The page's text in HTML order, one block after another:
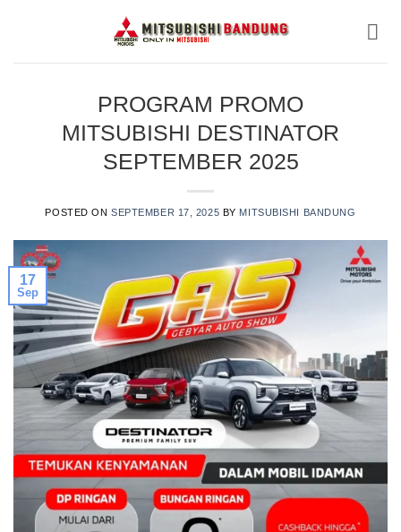
PROGRAM PROMO
MITSUBISHI DESTINATOR
SEPTEMBER 2025
POSTED ONSEPTEMBER 17, 2025 BY MITSUBISHI BANDUNG
17
Sep